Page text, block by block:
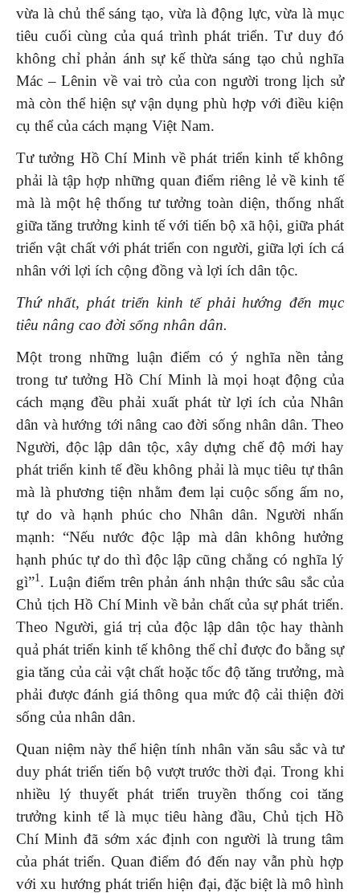
vừa là chủ thể sáng tạo, vừa là động lực, vừa là mục
tiêu cuối cùng của quá trình phát triển. Tư duy đó
không chỉ phản ánh sự kế thừa sáng tạo chủ nghĩa
Mác – Lênin về vai trò của con người trong lịch sử
mà còn thể hiện sự vận dụng phù hợp với điều kiện
cụ thể của cách mạng Việt Nam.
Tư tưởng Hồ Chí Minh về phát triển kinh tế không
phải là tập hợp những quan điểm riêng lẻ về kinh tế
mà là một hệ thống tư tưởng toàn diện, thống nhất
giữa tăng trưởng kinh tế với tiến bộ xã hội, giữa phát
triển vật chất với phát triển con người, giữa lợi ích cá
nhân với lợi ích cộng đồng và lợi ích dân tộc.
Thứ nhất, phát triển kinh tế phải hướng đến mục
tiêu nâng cao đời sống nhân dân.
Một trong những luận điểm có ý nghĩa nền tảng
trong tư tưởng Hồ Chí Minh là mọi hoạt động của
cách mạng đều phải xuất phát từ lợi ích của Nhân
dân và hướng tới nâng cao đời sống nhân dân. Theo
Người, độc lập dân tộc, xây dựng chế độ mới hay
phát triển kinh tế đều không phải là mục tiêu tự thân
mà là phương tiện nhằm đem lại cuộc sống ấm no,
tự do và hạnh phúc cho Nhân dân. Người nhấn
mạnh: “Nếu nước độc lập mà dân không hưởng
hạnh phúc tự do thì độc lập cũng chẳng có nghĩa lý
gì”1. Luận điểm trên phản ánh nhận thức sâu sắc của
Chủ tịch Hồ Chí Minh về bản chất của sự phát triển.
Theo Người, giá trị của độc lập dân tộc hay thành
quả phát triển kinh tế không thể chỉ được đo bằng sự
gia tăng của cải vật chất hoặc tốc độ tăng trưởng, mà
phải được đánh giá thông qua mức độ cải thiện đời
sống của nhân dân.
Quan niệm này thể hiện tính nhân văn sâu sắc và tư
duy phát triển tiến bộ vượt trước thời đại. Trong khi
nhiều lý thuyết phát triển truyền thống coi tăng
trưởng kinh tế là mục tiêu hàng đầu, Chủ tịch Hồ
Chí Minh đã sớm xác định con người là trung tâm
của phát triển. Quan điểm đó đến nay vẫn phù hợp
với xu hướng phát triển hiện đại, đặc biệt là mô hình